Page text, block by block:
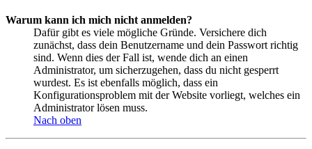
Warum kann ich mich nicht anmelden?
Dafür gibt es viele mögliche Gründe. Versichere dich
zunächst, dass dein Benutzername und dein Passwort richtig
sind. Wenn dies der Fall ist, wende dich an einen
Administrator, um sicherzugehen, dass du nicht gesperrt
wurdest. Es ist ebenfalls möglich, dass ein
Konfigurationsproblem mit der Website vorliegt, welches ein
Administrator lösen muss.
Nach oben